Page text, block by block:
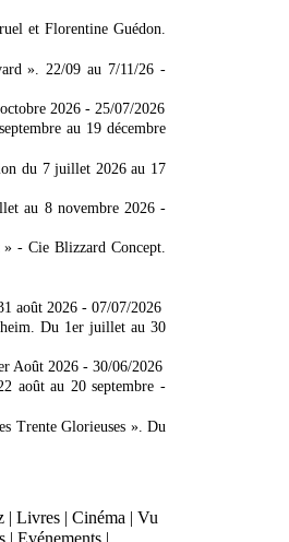
et Florentine Guédon.
». 22/09 au 7/11/26 -
2026 - 25/07/2026
au 19 décembre
du 7 juillet 2026 au 17
au 8 novembre 2026 -
» - Cie Blizzard Concept.
août 2026 - 07/07/2026
Du 1er juillet au 30
Août 2026 - 30/06/2026
août au 20 septembre -
Trente Glorieuses ». Du
| Livres | Cinéma | Vu
| Evénements |